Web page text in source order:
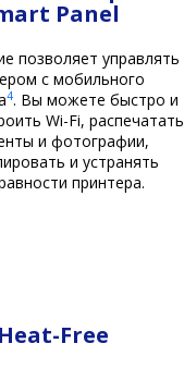
Panel
позволяет управлять
с мобильного
4. Вы можете быстро и
Wi-Fi, распечатать
и фотографии,
и устранять
принтера.
Free